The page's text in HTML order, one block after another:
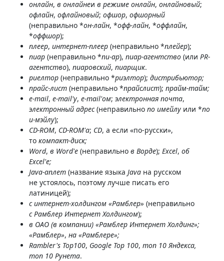
онлайн, в онлайнеи в режиме онлайн, онлайновый;
офлайн, офлайновый; офшор, офшорный
(неправильно *он-лайн, *офф-лайн, *оффлайн,
*оффшор);
плеер, интернет-плеер (неправильно *плейер);
пиар (неправильно *пи-ар), пиар-агентство (или PR-
агентство), пиаровский, пиарщик.
риелтор (неправильно *риэлтор); дистрибьютор;
прайс-лист (неправильно *прайслист); прайм-тайм;
e-mail, e-mail'у, e-mail'ом; электронная почта,
электронный адрес(неправильно по имейлу или *по
и-мэйлу);
CD-ROM, CD-ROM'а; CD, а если «по-русски»,
то компакт-диск;
Word, в Word'е (неправильно в Ворде); Excel, об
Excel'е;
Java-аплет (название языка Java на русском
не устоялось, поэтому лучше писать его
латиницей);
с интернет-холдингом «Рамблер» (неправильно
с Рамблер Интернет Холдингом);
в ОАО (в компании) «Рамблер Интернет Холдинг»;
«Рамблер», на «Рамблере»;
Rambler's Top100, Google Top 100, топ 10 Яндекса,
топ 10 Рунета.